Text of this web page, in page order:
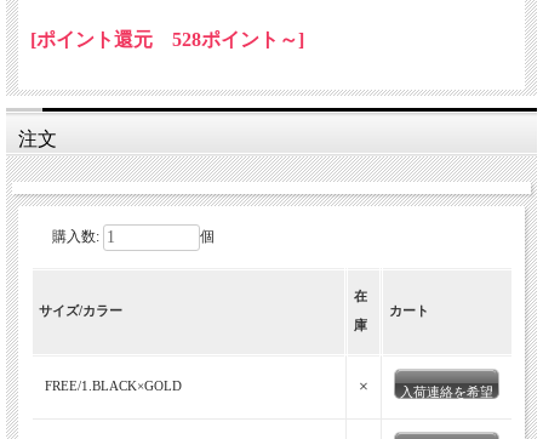
[ポイント還元 528ポイント～]
注文
購入数: 個
サイズ/カラー
在
庫
カート
FREE/1.BLACK×GOLD × 入荷連絡を希望